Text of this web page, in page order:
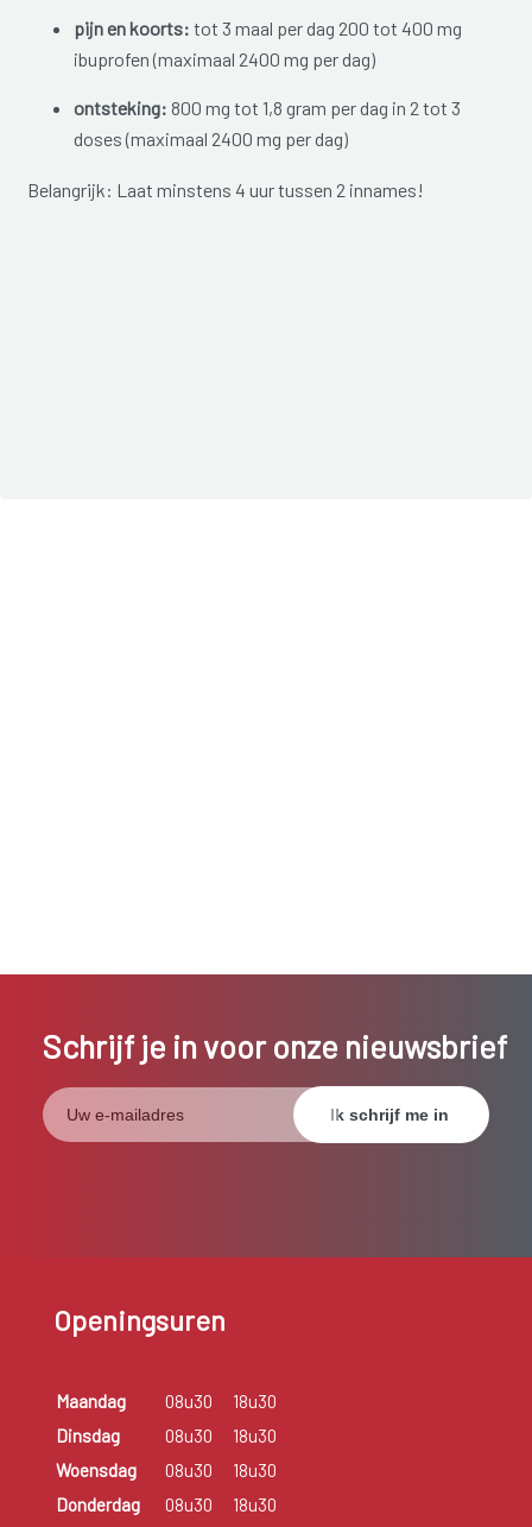
pijn en koorts: tot 3 maal per dag 200 tot 400 mg
ibuprofen (maximaal 2400 mg per dag)
ontsteking: 800 mg tot 1,8 gram per dag in 2 tot 3
doses (maximaal 2400 mg per dag)
Belangrijk: Laat minstens 4 uur tussen 2 innames!
Schrijf je in voor onze nieuwsbrief
Openingsuren
Maandag 08u30
18u30
Dinsdag
08u30
18u30
Woensdag
08u30
18u30
Donderdag
08u30
18u30